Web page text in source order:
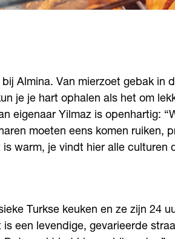
Almina. Van mierzoet gebak in
je je hart ophalen als het om
eigenaar Yilmaz is openhartig:
moeten eens komen ruiken,
warm, je vindt hier alle culturen
Turkse keuken en ze zijn 24
een levendige, gevarieerde